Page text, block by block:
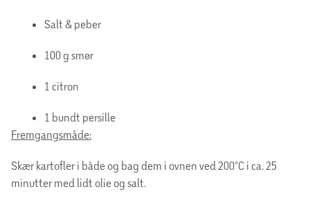
Salt & peber
100 g smør
1 citron
1 bundt persille
Fremgangsmåde:
Skær kartofler i både og bag dem i ovnen ved 200°C i ca. 25
minutter med lidt olie og salt.